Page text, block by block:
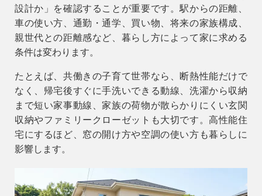
設計か」を確認することが重要です。駅からの距離、
車の使い方、通勤・通学、買い物、将来の家族構成、
親世代との距離感など、暮らし方によって家に求める
条件は変わります。
たとえば、共働きの子育て世帯なら、断熱性能だけで
なく、帰宅後すぐに手洗いできる動線、洗濯から収納
まで短い家事動線、家族の荷物が散らかりにくい玄関
収納やファミリークローゼットも大切です。高性能住
宅にするほど、窓の開け方や空調の使い方も暮らしに
影響します。